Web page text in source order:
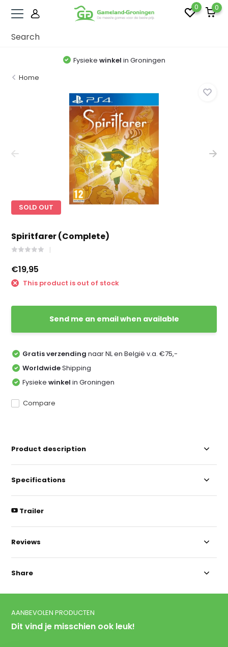
0 0
Fysieke winkel in Groningen
Home
SOLD OUT
Spiritfarer (Complete)
€19,95
This product is out of stock
Send me an email when available
Gratis verzending naar NL en België v.a. €75,-
WorldwideShipping
Fysiekewinkel in Groningen
Compare
Product description
Specifications
Trailer
Reviews
Share
AANBEVOLEN PRODUCTEN
Dit vind je misschien ook leuk!